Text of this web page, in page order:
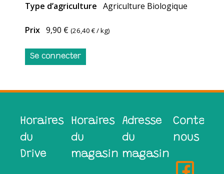
Type d’agriculture Agriculture Biologique
Prix 9,90 € (26,40 €/ kg)
Se connecter
Horaires
du
Drive
Horaires
du
magasin
Adresse
du
magasin
nous